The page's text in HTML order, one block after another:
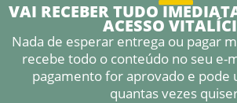
VAI RECEBER TUDO
ACESSO
Nada de esperar entrega ou pagar
recebe todo o conteúdo no seu e-
pagamento for aprovado e pode
quantas vezes